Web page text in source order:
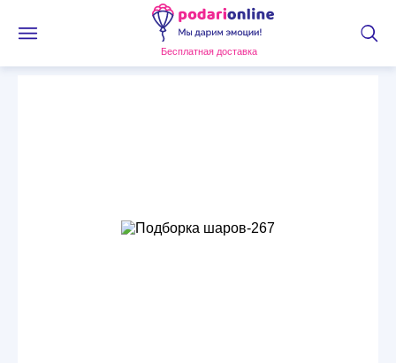
Бесплатная доставка